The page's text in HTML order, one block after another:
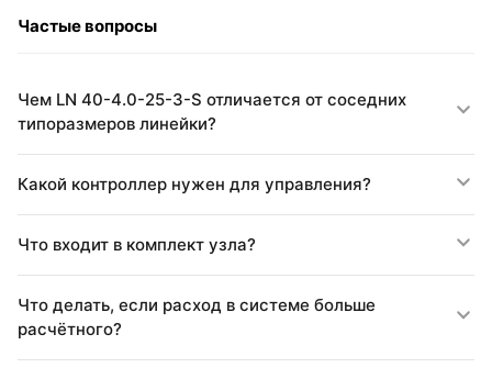
Частые вопросы
Чем LN 40-4.0-25-3-S отличается от соседних
типоразмеров линейки?
Какой контроллер нужен для управления?
Что входит в комплект узла?
Что делать, если расход в системе больше
расчётного?